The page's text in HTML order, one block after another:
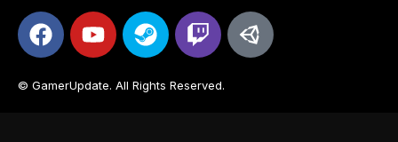
© GamerUpdate. All Rights Reserved.